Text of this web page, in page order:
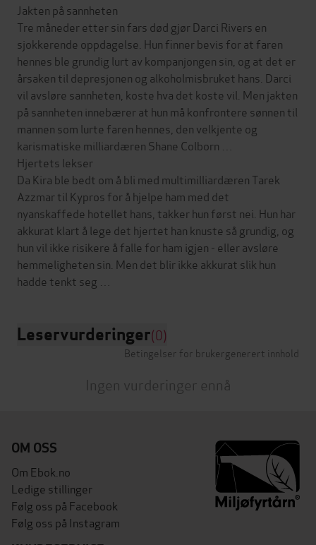
Jakten på sannheten
Tre måneder etter sin fars død gjør Darci Rivers en
sjokkerende oppdagelse. Hun finner bevis for at faren
hennes ble grundig lurt av kompanjongen sin, og at det er
årsaken til depresjonen og alkoholmisbruket hans. Darci
vil avsløre sannheten, koste hva det koste vil. Men jakten
på sannheten innebærer at hun må konfrontere sønnen til
mannen som lurte faren hennes, den velkjente og
karismatiske milliardæren Shane Colborn …
Hjertets lekser
Da Kira ble bedt om å bli med multimilliardæren Tarek
Azzmar til Kypros for å hjelpe ham med det
nyanskaffede hotellet hans, takker hun først nei. Hun har
akkurat klart å lege det hjertet han knuste så grundig, og
hun vil ikke risikere å falle for ham igjen - eller avsløre
hemmeligheten sin. Men det blir ikke akkurat slik hun
Leservurderinger(0)
Betingelser for brukergenerert innhold
Ingen vurderinger ennå
OM OSS
Om Ebok.no
Ledige stillinger
Følg oss på Facebook
Følg oss på Instagram